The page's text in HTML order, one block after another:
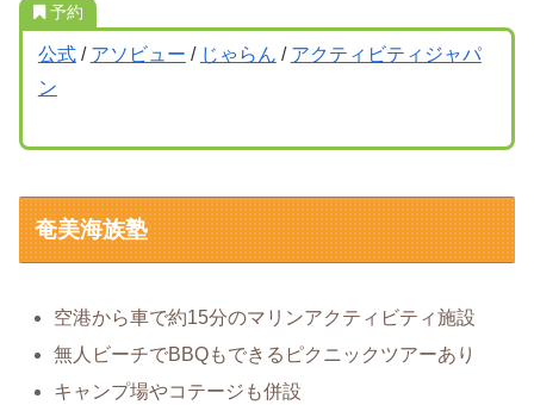
予約
公式/ アソビュー / じゃらん / アクティビティジャパ
ン
奄美海族塾
空港から車で約15分のマリンアクティビティ施設
無人ビーチでBBQもできるピクニックツアーあり
キャンプ場やコテージも併設